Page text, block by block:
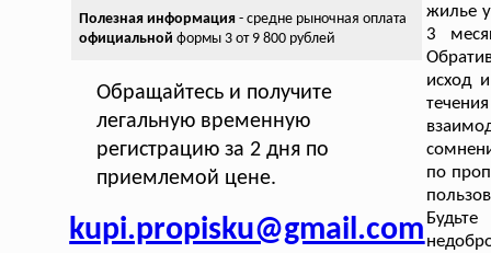
Полезная информация- средне рыночная оплата
официальной формы 3 от 9 800 рублей
Обращайтесь и получите
легальную временную
регистрацию за 2 дня по
приемлемой цене.
kupi.propisku@gmail.com
жилье
3
исход
по